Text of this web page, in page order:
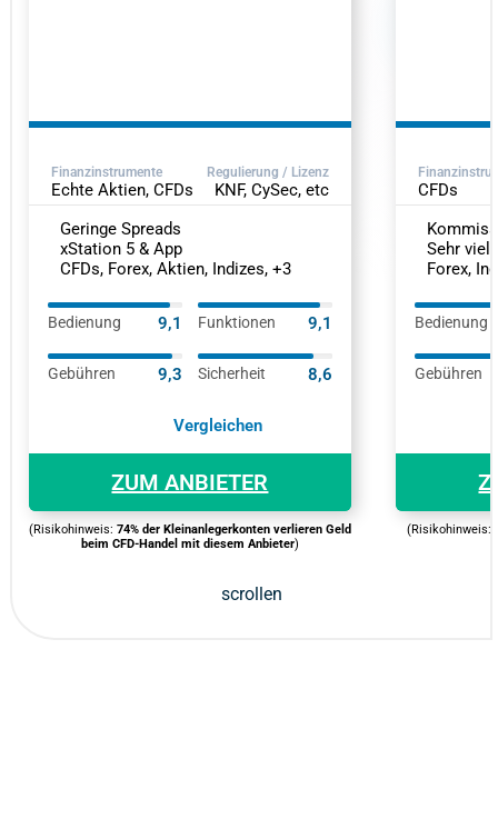
Finanzinstrumente Regulierung / Lizenz
Echte Aktien, CFDs
KNF, CySec, etc
Geringe Spreads
xStation 5 & App
CFDs, Forex, Aktien, Indizes, +3
Bedienung 9,1 Funktionen 9,1
Gebühren 9,3 Sicherheit 8,6
Vergleichen
ZUM ANBIETER
(Risikohinweis: 74% der Kleinanlegerkonten verlieren Geld
beim CFD-Handel mit diesem Anbieter)
CFDs
Sehr
Forex,
Bedienung
Gebühren
(Risikohinweis:
scrollen